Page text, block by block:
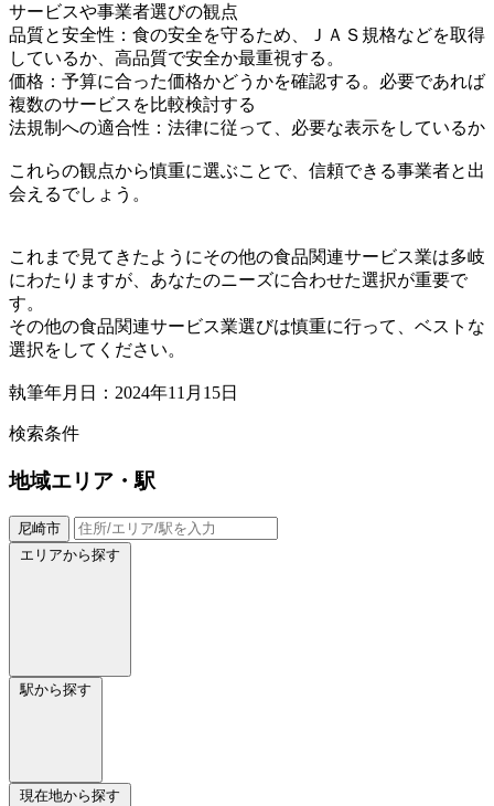
サービスや事業者選びの観点
品質と安全性：食の安全を守るため、ＪＡＳ規格などを取得
しているか、高品質で安全か最重視する。
価格：予算に合った価格かどうかを確認する。必要であれば
複数のサービスを比較検討する
法規制への適合性：法律に従って、必要な表示をしているか
これらの観点から慎重に選ぶことで、信頼できる事業者と出
会えるでしょう。
これまで見てきたようにその他の食品関連サービス業は多岐
にわたりますが、あなたのニーズに合わせた選択が重要で
す。
その他の食品関連サービス業選びは慎重に行って、ベストな
選択をしてください。
執筆年月日：2024年11月15日
検索条件
地域エリア・駅
尼崎市
エリアから探す
駅から探す
現在地から探す